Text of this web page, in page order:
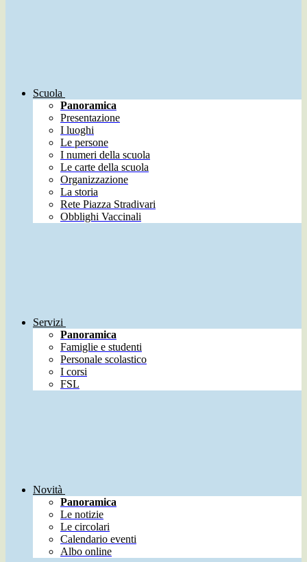
Scuola
Panoramica
Presentazione
I luoghi
Le persone
I numeri della scuola
Le carte della scuola
Organizzazione
La storia
Rete Piazza Stradivari
Obblighi Vaccinali
Servizi
Panoramica
Famiglie e studenti
Personale scolastico
I corsi
FSL
Novità
Panoramica
Le notizie
Le circolari
Calendario eventi
Albo online